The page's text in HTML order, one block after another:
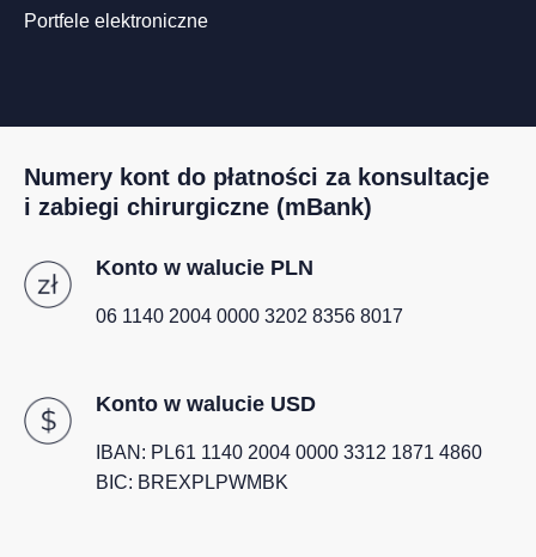
Portfele elektroniczne
Numery kont do płatności za konsultacje
i zabiegi chirurgiczne (mBank)
Konto w walucie PLN
06 1140 2004 0000 3202 8356 8017
Konto w walucie USD
IBAN: PL61 1140 2004 0000 3312 1871 4860
BIC: BREXPLPWMBK